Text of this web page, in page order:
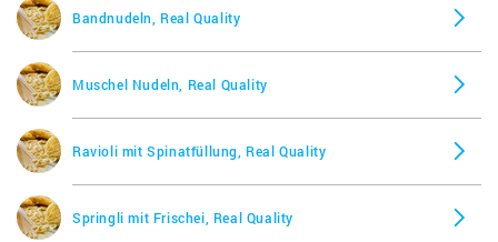
Bandnudeln, Real Quality
Muschel Nudeln, Real Quality
Ravioli mit Spinatfüllung, Real Quality
Springli mit Frischei, Real Quality